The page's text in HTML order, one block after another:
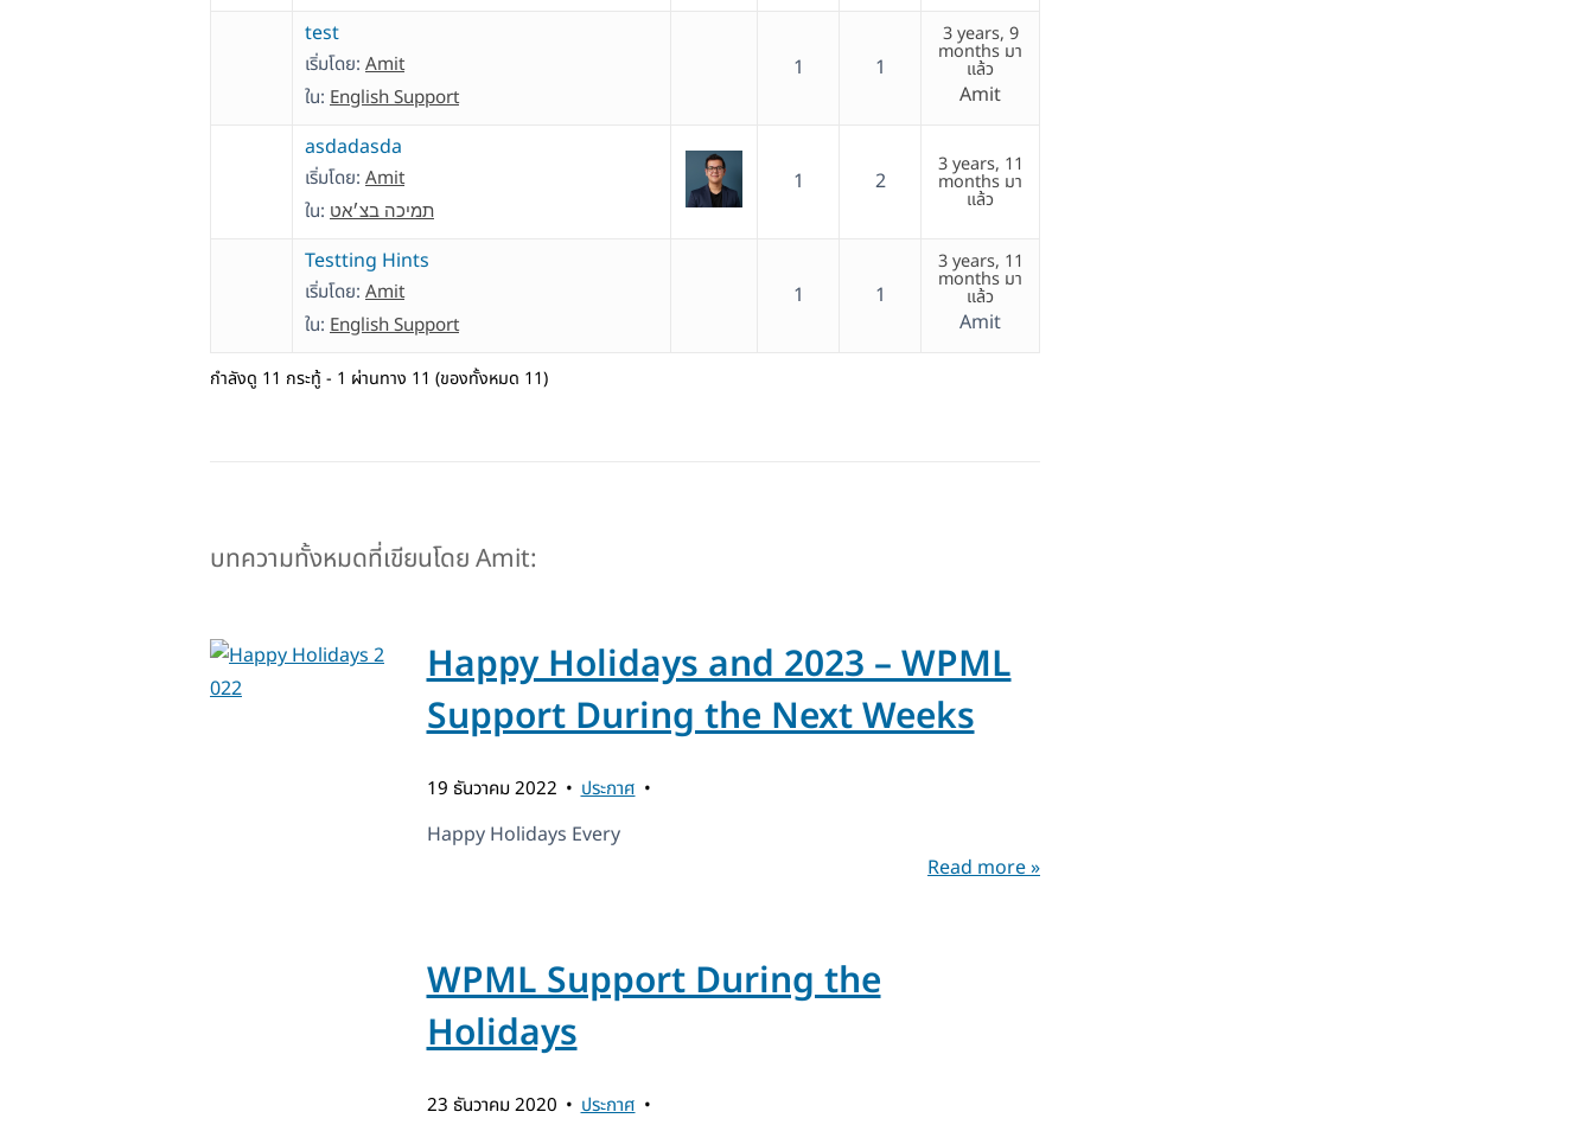
test
เริ่มโดย: Amit
ใน: English Support
1 1
3 years, 9
months มา
แล้ว
Amit
asdadasda
เริ่มโดย: Amit
ใน: תמיכה בצ׳אט
1 2
3 years, 11
months มา
แล้ว
Testting Hints
เริ่มโดย: Amit
ใน: English Support
1 1
3 years, 11
months มา
แล้ว
Amit
กำลังดู 11 กระทู้ - 1 ผ่านทาง 11 (ของทั้งหมด 11)
บทความทั้งหมดที่เขียนโดย Amit:
Happy Holidays and 2023 – WPML
Support During the Next Weeks
19 ธันวาคม 2022 ประกาศ
Happy Holidays Every
Read more »
WPML Support During the
Holidays
23 ธันวาคม 2020 ประกาศ